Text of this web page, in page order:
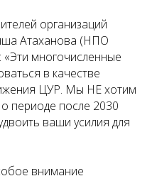
организаций
Атаханова (НПО
«Эти многочисленные
в качестве
ЦУР. Мы НЕ хотим
периоде после 2030
ваши усилия для
внимание